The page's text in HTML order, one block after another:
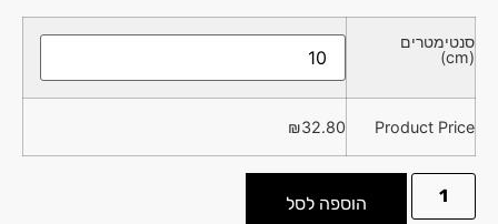
סנטימטרים
(cm)
Product Price
₪32.80
הוספה לסל